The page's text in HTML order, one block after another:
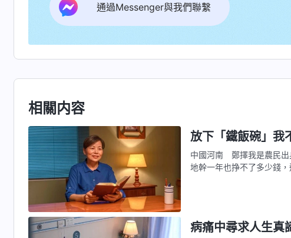
通過Messenger與我們聯繫
相關内容
放下「鐵飯碗」我
中國河南 鄭擇我是農民出
地幹一年也挣不了多少錢
病痛中尋求人生真